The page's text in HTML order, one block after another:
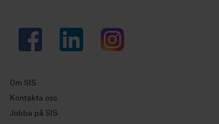
Facebook LinkedIn Instagram
Om SIS
Kontakta oss
Jobba på SIS